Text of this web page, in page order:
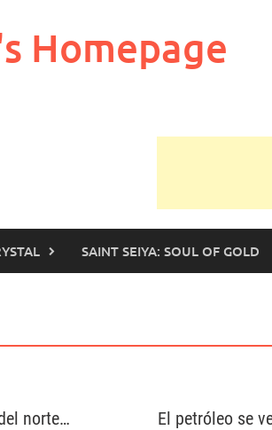
Homepage
SAINT SEIYA: SOUL OF GOLD
norte…
El petróleo se